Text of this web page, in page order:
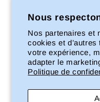
Nous
Nos partenaires et
cookies et
votre expérience,
adapter le
Politique de
Toutes les
Foire aux questions
Nos points de vente
Ouverture compte
Politique de